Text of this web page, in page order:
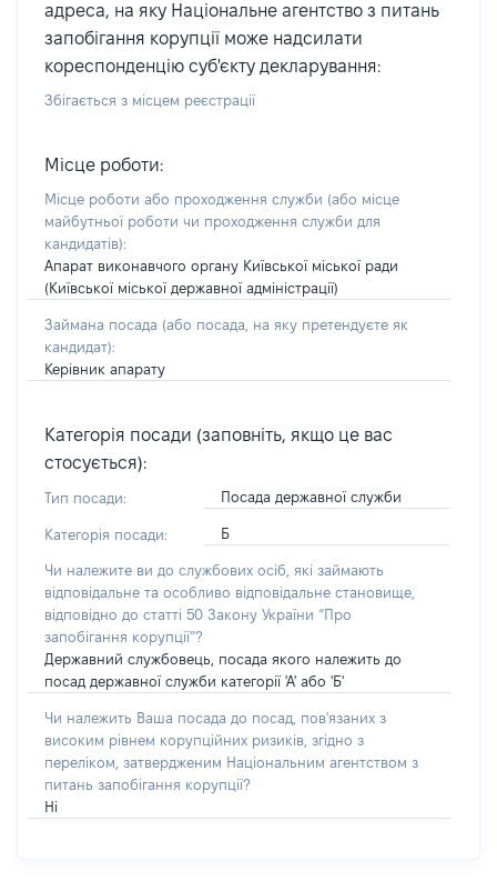
адреса, на яку Національне агентство з питань
запобігання корупції може надсилати
кореспонденцію суб'єкту декларування:
Збігається з місцем реєстрації
Місце роботи:
Місце роботи або проходження служби (або місце
майбутньої роботи чи проходження служби для
кандидатів):
Апарат виконавчого органу Київської міської ради
(Київської міської державної адміністрації)
Займана посада (або посада, на яку претендуєте як
кандидат):
Керівник апарату
Категорія посади (заповніть, якщо це вас
стосується):
Тип посади: Посада державної служби
Категорія посади: Б
Чи належите ви до службових осіб, які займають
відповідальне та особливо відповідальне становище,
відповідно до статті 50 Закону України “Про
запобігання корупції”?
Державний службовець, посада якого належить до
посад державної служби категорії 'А' або 'Б'
Чи належить Ваша посада до посад, пов'язаних з
високим рівнем корупційних ризиків, згідно з
переліком, затвердженим Національним агентством з
питань запобігання корупції?
Ні